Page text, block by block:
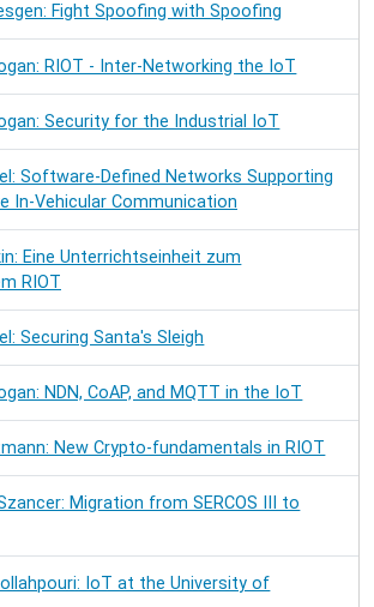
Fight Spoofing with Spoofing
RIOT - Inter-Networking the IoT
Security for the Industrial IoT
Software-Defined Networks Supporting
In-Vehicular Communication
Eine Unterrichtseinheit zum
RIOT
Securing Santa's Sleigh
NDN, CoAP, and MQTT in the IoT
New Crypto-fundamentals in RIOT
Migration from SERCOS III to
IoT at the University of